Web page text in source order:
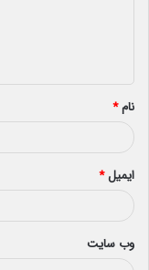
*
نام*
ایمیل*
وب‌ سایت